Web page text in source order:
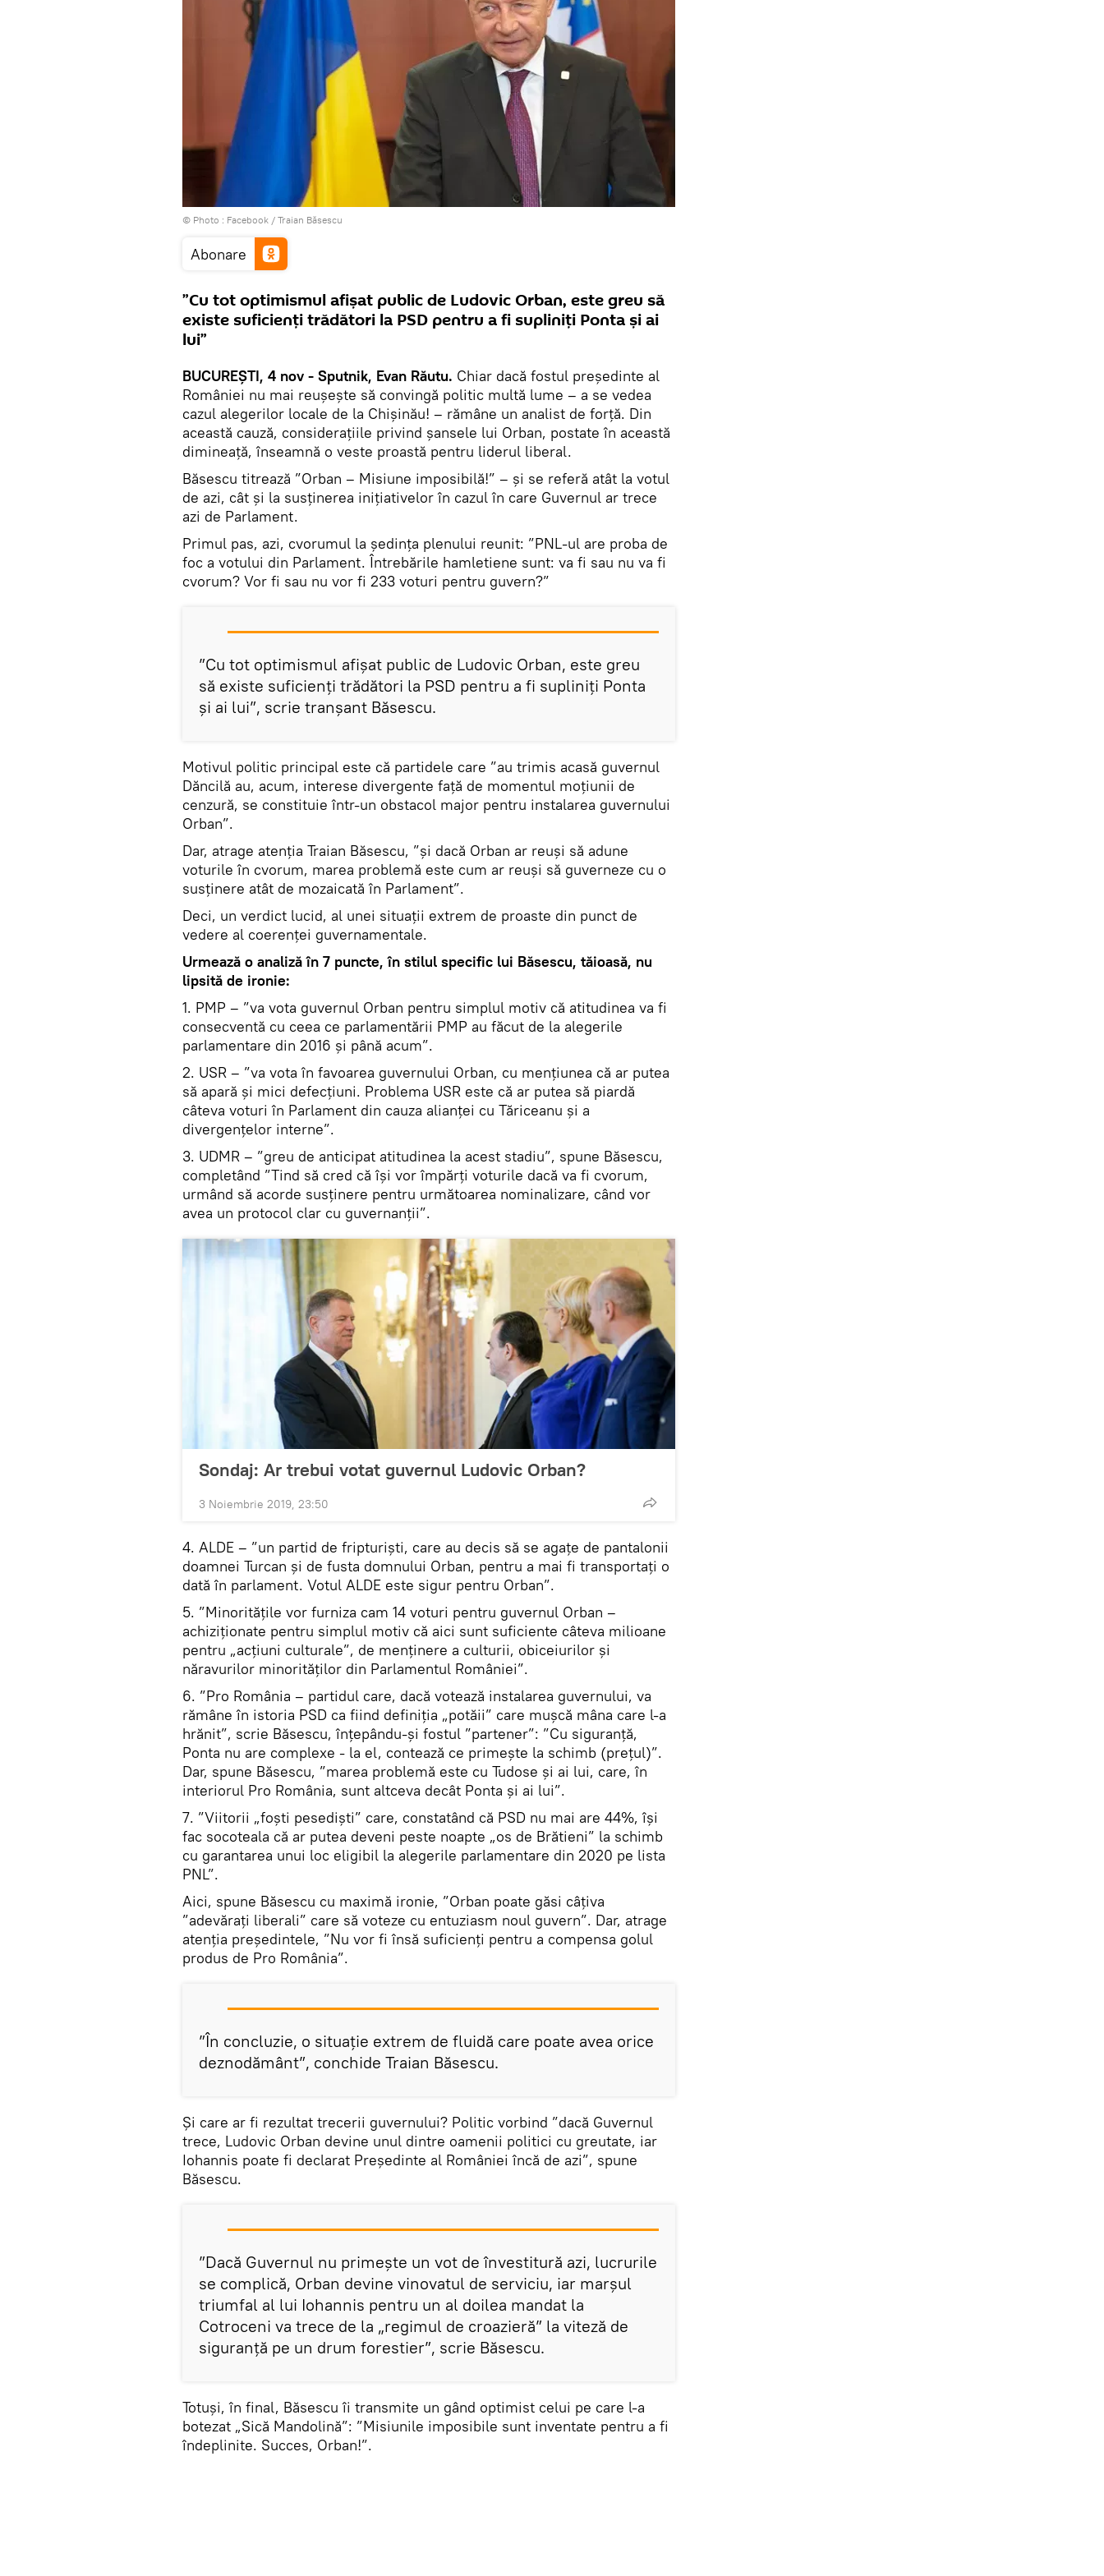
© Photo : Facebook / Traian Băsescu
Abonare
”Cu tot optimismul afișat public de Ludovic Orban, este greu să
existe suficienți trădători la PSD pentru a fi supliniţi Ponta și ai
lui”
BUCUREȘTI, 4 nov - Sputnik, Evan Răutu. Chiar dacă fostul președinte al
României nu mai reușește să convingă politic multă lume – a se vedea
cazul alegerilor locale de la Chișinău! – rămâne un analist de forță. Din
această cauză, considerațiile privind șansele lui Orban, postate în această
dimineață, înseamnă o veste proastă pentru liderul liberal.
Băsescu titrează ”Orban – Misiune imposibilă!” – și se referă atât la votul
de azi, cât și la susținerea inițiativelor în cazul în care Guvernul ar trece
azi de Parlament.
Primul pas, azi, cvorumul la ședința plenului reunit: ”PNL-ul are proba de
foc a votului din Parlament. Întrebările hamletiene sunt: va fi sau nu va fi
cvorum? Vor fi sau nu vor fi 233 voturi pentru guvern?”
”Cu tot optimismul afișat public de Ludovic Orban, este greu
să existe suficienți trădători la PSD pentru a fi supliniţi Ponta
și ai lui”, scrie tranșant Băsescu.
Motivul politic principal este că partidele care ”au trimis acasă guvernul
Dăncilă au, acum, interese divergente față de momentul moțiunii de
cenzură, se constituie într-un obstacol major pentru instalarea guvernului
Orban”.
Dar, atrage atenția Traian Băsescu, ”și dacă Orban ar reuși să adune
voturile în cvorum, marea problemă este cum ar reuși să guverneze cu o
susținere atât de mozaicată în Parlament”.
Deci, un verdict lucid, al unei situații extrem de proaste din punct de
vedere al coerenței guvernamentale.
Urmează o analiză în 7 puncte, în stilul specific lui Băsescu, tăioasă, nu
lipsită de ironie:
1. PMP – ”va vota guvernul Orban pentru simplul motiv că atitudinea va fi
consecventă cu ceea ce parlamentării PMP au făcut de la alegerile
parlamentare din 2016 și până acum”.
2. USR – ”va vota în favoarea guvernului Orban, cu mențiunea că ar putea
să apară și mici defecțiuni. Problema USR este că ar putea să piardă
câteva voturi în Parlament din cauza alianței cu Tăriceanu și a
divergențelor interne”.
3. UDMR – ”greu de anticipat atitudinea la acest stadiu”, spune Băsescu,
completând ”Tind să cred că își vor împărţi voturile dacă va fi cvorum,
urmând să acorde susținere pentru următoarea nominalizare, când vor
avea un protocol clar cu guvernanții”.
Sondaj: Ar trebui votat guvernul Ludovic Orban?
3 Noiembrie 2019, 23:50
4. ALDE – ”un partid de fripturiști, care au decis să se agațe de pantalonii
doamnei Turcan și de fusta domnului Orban, pentru a mai fi transportați o
dată în parlament. Votul ALDE este sigur pentru Orban”.
5. ”Minorităţile vor furniza cam 14 voturi pentru guvernul Orban –
achiziționate pentru simplul motiv că aici sunt suficiente câteva milioane
pentru „acţiuni culturale”, de menținere a culturii, obiceiurilor și
năravurilor minorităţilor din Parlamentul României”.
6. ”Pro România – partidul care, dacă votează instalarea guvernului, va
rămâne în istoria PSD ca fiind definiția „potăii” care mușcă mâna care l-a
hrănit”, scrie Băsescu, înțepându-și fostul ”partener”: ”Cu siguranță,
Ponta nu are complexe - la el, contează ce primește la schimb (prețul)”.
Dar, spune Băsescu, ”marea problemă este cu Tudose și ai lui, care, în
interiorul Pro România, sunt altceva decât Ponta și ai lui”.
7. ”Viitorii „foşti pesedişti” care, constatând că PSD nu mai are 44%, își
fac socoteala că ar putea deveni peste noapte „os de Brătieni” la schimb
cu garantarea unui loc eligibil la alegerile parlamentare din 2020 pe lista
PNL”.
Aici, spune Băsescu cu maximă ironie, ”Orban poate găsi câțiva
”adevăraţi liberali” care să voteze cu entuziasm noul guvern”. Dar, atrage
atenția președintele, ”Nu vor fi însă suficienți pentru a compensa golul
produs de Pro România”.
”În concluzie, o situație extrem de fluidă care poate avea orice
deznodământ”, conchide Traian Băsescu.
Și care ar fi rezultat trecerii guvernului? Politic vorbind ”dacă Guvernul
trece, Ludovic Orban devine unul dintre oamenii politici cu greutate, iar
Iohannis poate fi declarat Președinte al României încă de azi”, spune
Băsescu.
”Dacă Guvernul nu primește un vot de învestitură azi, lucrurile
se complică, Orban devine vinovatul de serviciu, iar marșul
triumfal al lui Iohannis pentru un al doilea mandat la
Cotroceni va trece de la „regimul de croazieră” la viteză de
siguranţă pe un drum forestier”, scrie Băsescu.
Totuși, în final, Băsescu îi transmite un gând optimist celui pe care l-a
botezat „Sică Mandolină”: ”Misiunile imposibile sunt inventate pentru a fi
îndeplinite. Succes, Orban!”.